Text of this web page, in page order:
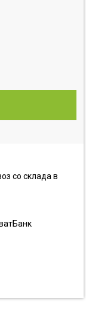
со склада в